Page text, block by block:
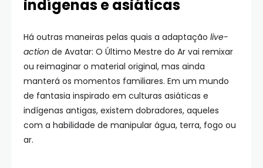
indígenas e asiáticas
Há outras maneiras pelas quais a adaptação live-
action de Avatar: O Último Mestre do Ar vai remixar
ou reimaginar o material original, mas ainda
manterá os momentos familiares. Em um mundo
de fantasia inspirado em culturas asiáticas e
indígenas antigas, existem dobradores, aqueles
com a habilidade de manipular água, terra, fogo ou
ar.